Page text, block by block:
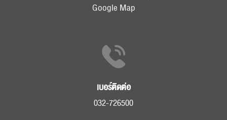
Google Map
เบอร์ติดต่อ
032-726500